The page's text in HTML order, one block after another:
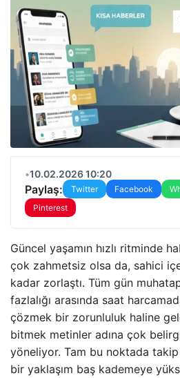
•10.02.2026 10:20
Paylaş: Twitter Facebook
Pinterest
Güncel yaşamın hızlı ritminde
çok zahmetsiz olsa da, sahici
kadar zorlaştı. Tüm gün
fazlalığı arasında saat
çözmek bir zorunluluk haline
bitmek metinler adına çok
yöneliyor. Tam bu noktada
bir yaklaşım baş kademeye